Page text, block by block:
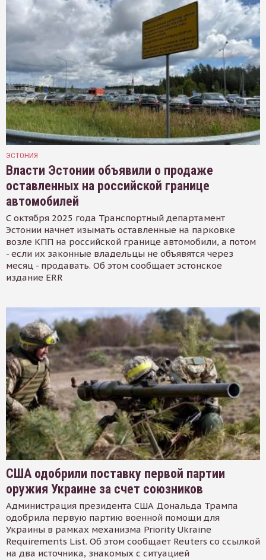
ЭСТОНИЯ
Власти Эстонии объявили о продаже
оставленных на российской границе
автомобилей
С октября 2025 года Транспортный департамент
Эстонии начнет изымать оставленные на парковке
возле КПП на российской границе автомобили, а потом
- если их законные владельцы не объявятся через
месяц - продавать. Об этом сообщает эстонское
издание ERR
США одобрили поставку первой партии
оружия Украине за счет союзников
Администрация президента США Дональда Трампа
одобрила первую партию военной помощи для
Украины в рамках механизма Priority Ukraine
Requirements List. Об этом сообщает Reuters со ссылкой
на два источника, знакомых с ситуацией